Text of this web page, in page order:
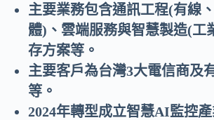
主要業務包含通訊工程(有線
體)、雲端服務與智慧製造(工
存方案等。
主要客戶為台灣3大電信商及
等。
2024年轉型成立智慧AI監控